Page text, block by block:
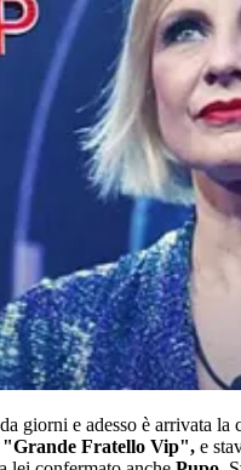
giorni e adesso è arrivata la
"Grande Fratello Vip", e